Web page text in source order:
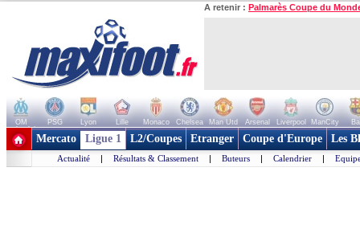
A retenir : Palmarès Coupe du
OM PSG Lyon Lille Monaco Chelsea Man Utd Arsenal Liverpool ManCity
+ de clubs
Mercato Ligue 1 L2/Coupes Etranger Coupe d'Europe Les
Actualité | Résultats & Classement | Buteurs | Calendrier |